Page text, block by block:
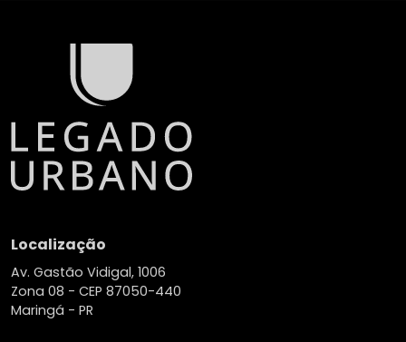
Localização
Av. Gastão Vidigal, 1006
Zona 08 - CEP 87050-440
Maringá - PR